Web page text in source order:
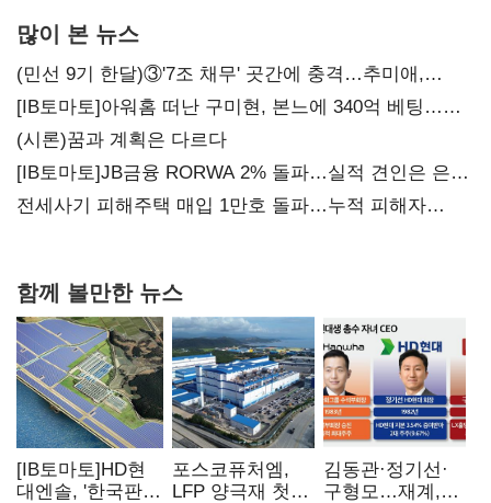
많이 본 뉴스
(민선 9기 한달)③'7조 채무' 곳간에 충격…추미애,
20년만에 '비상재정' 선언 승부수
[IB토마토]아워홈 떠난 구미현, 본느에 340억 베팅…
가족 지배체제 구축
(시론)꿈과 계획은 다르다
[IB토마토]JB금융 RORWA 2% 돌파…실적 견인은 은행
아닌 캐피탈
전세사기 피해주택 매입 1만호 돌파…누적 피해자
함께 볼만한 뉴스
[IB토마토]HD현
대엔솔, '한국판
포스코퓨처엠,
LFP 양극재 첫
김동관·정기선·
구형모…재계,